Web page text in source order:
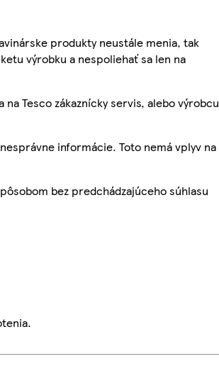
produkty neustále menia, tak
výrobku a nespoliehať sa len na
Tesco zákaznícky servis, alebo výrobcu
informácie. Toto nemá vplyv na
bez predchádzajúceho súhlasu